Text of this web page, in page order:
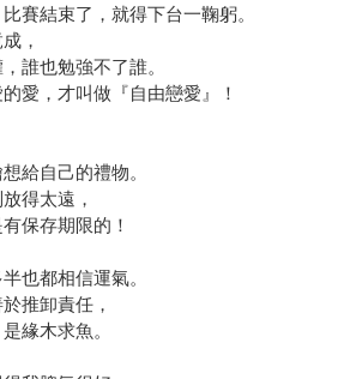
賽結束了，就得下台一鞠躬。
，
誰也勉強不了誰。
愛，才叫做『自由戀愛』！
給自己的禮物。
得太遠，
保存期限的！
也都相信運氣。
推卸責任，
緣木求魚。